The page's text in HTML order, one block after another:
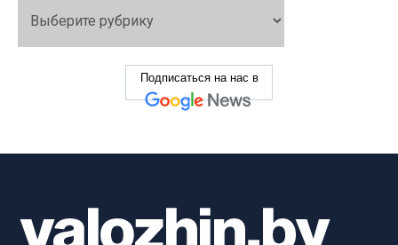
Подписаться на нас в